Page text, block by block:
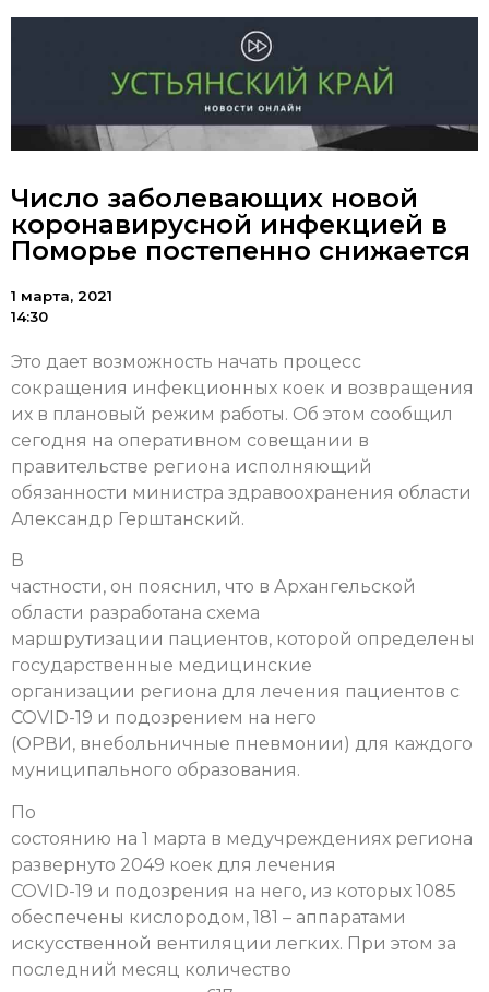
Число заболевающих новой
коронавирусной инфекцией в
Поморье постепенно снижается
1 марта, 2021
14:30
Это дает возможность начать процесс
сокращения инфекционных коек и возвращения
их в плановый режим работы. Об этом сообщил
сегодня на оперативном совещании в
правительстве региона исполняющий
обязанности министра здравоохранения области
Александр Герштанский.
В
частности, он пояснил, что в Архангельской
области разработана схема
маршрутизации пациентов, которой определены
государственные медицинские
организации региона для лечения пациентов с
COVID-19 и подозрением на него
(ОРВИ, внебольничные пневмонии) для каждого
муниципального образования.
По
состоянию на 1 марта в медучреждениях региона
развернуто 2049 коек для лечения
COVID-19 и подозрения на него, из которых 1085
обеспечены кислородом, 181 – аппаратами
искусственной вентиляции легких. При этом за
последний месяц количество